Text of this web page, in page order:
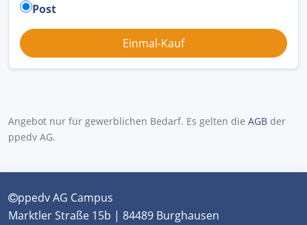
Post
Angebot nur für gewerblichen Bedarf. Es gelten die AGB der
ppedv AG.
ppedv AG Campus
Marktler Straße 15b | 84489 Burghausen